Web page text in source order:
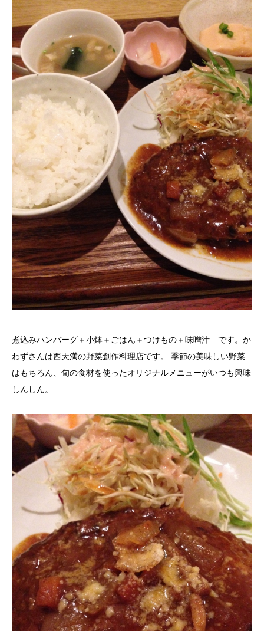
煮込みハンバーグ＋小鉢＋ごはん＋つけもの＋味噌汁 です。か
わずさんは西天満の野菜創作料理店です。 季節の美味しい野菜
はもちろん、旬の食材を使ったオリジナルメニューがいつも興味
しんしん。